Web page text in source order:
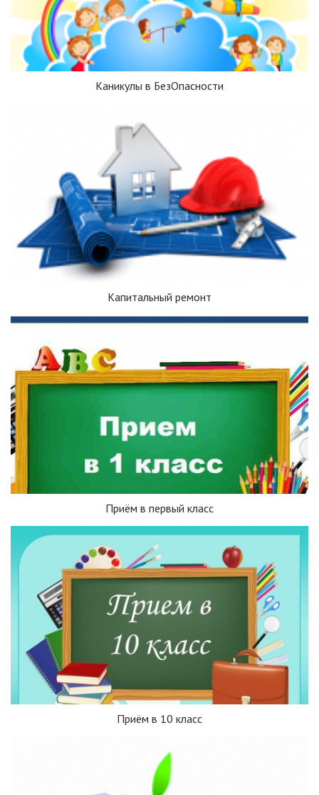
Каникулы в БезОпасности
Капитальный ремонт
Приём в первый класс
Приём в 10 класс